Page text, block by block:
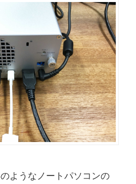
ようなノートパソコンの